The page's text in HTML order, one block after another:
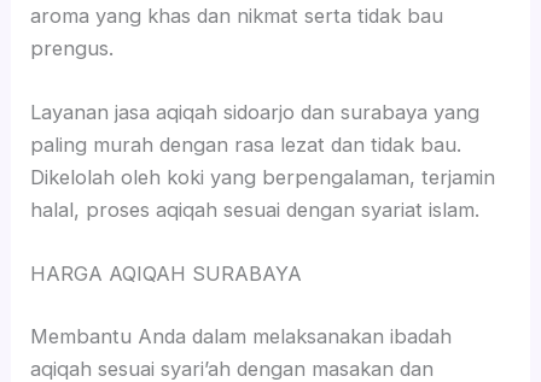
aroma yang khas dan nikmat serta tidak bau
prengus.
Layanan jasa aqiqah sidoarjo dan surabaya yang
paling murah dengan rasa lezat dan tidak bau.
Dikelolah oleh koki yang berpengalaman, terjamin
halal, proses aqiqah sesuai dengan syariat islam.
HARGA AQIQAH SURABAYA
Membantu Anda dalam melaksanakan ibadah
aqiqah sesuai syari’ah dengan masakan dan